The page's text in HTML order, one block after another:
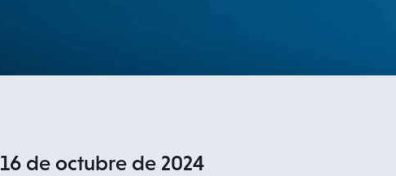
16 de octubre de 2024